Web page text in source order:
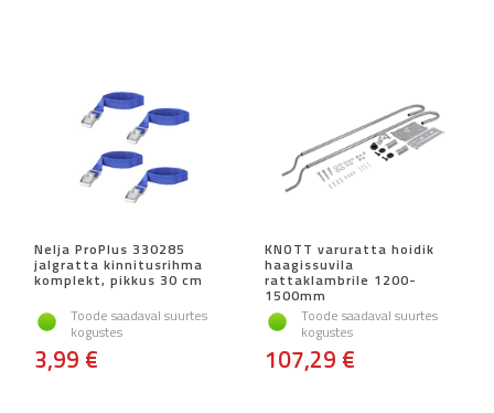
Nelja ProPlus 330285
jalgratta kinnitusrihma
komplekt, pikkus 30 cm
Toode saadaval suurtes
kogustes
3,99 €
KNOTT varuratta hoidik
haagissuvila
rattaklambrile 1200-
1500mm
Toode saadaval suurtes
kogustes
107,29 €